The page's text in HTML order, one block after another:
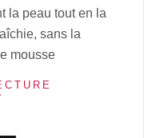
la peau tout en la
sans la
mousse